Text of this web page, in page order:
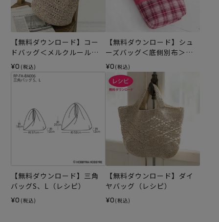
【無料ダウンロード】コー
ドバッグ＜メルクルール＞
（レシピ）
¥0 (税込)
【無料ダウンロード】シュ
ーズバッグ＜底側別布＞
（レシピ）
¥0 (税込)
【無料ダウンロード】三角
バッグS、L（レシピ）
¥0 (税込)
【無料ダウンロード】ダイ
ヤバッグ（レシピ）
¥0 (税込)